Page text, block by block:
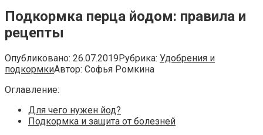
Подкормка перца йодом: правила и
рецепты
Опубликовано: 26.07.2019Рубрика: Удобрения и
подкормкиАвтор: Софья Ромкина
Оглавление:
Для чего нужен йод?
Подкормка и защита от болезней